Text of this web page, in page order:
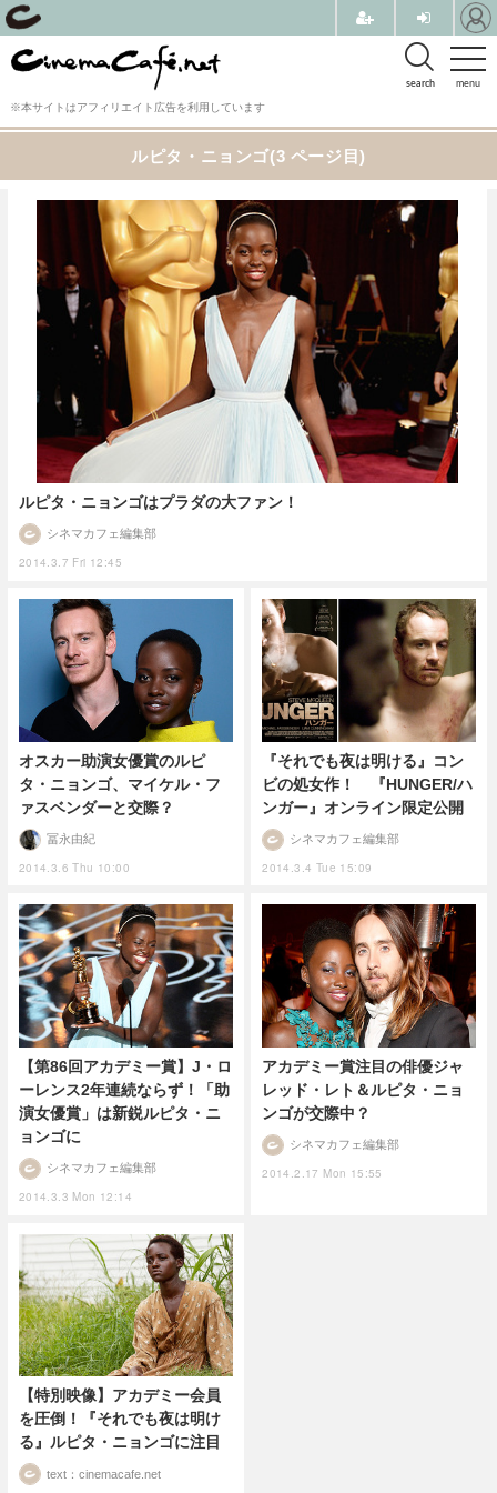
menu
search
※本サイトはアフィリエイト広告を利用しています
ルピタ・ニョンゴ(3 ページ目)
ルピタ・ニョンゴはプラダの大ファン！
2014.3.7 Fri 12:45
シネマカフェ編集部
オスカー助演女優賞のルピ
タ・ニョンゴ、マイケル・フ
ァスベンダーと交際？
2014.3.6 Thu 10:00
冨永由紀
『それでも夜は明ける』コン
ビの処女作！ 『HUNGER/ハ
ンガー』オンライン限定公開
2014.3.4 Tue 15:09
シネマカフェ編集部
【第86回アカデミー賞】J・ロ
ーレンス2年連続ならず！「助
演女優賞」は新鋭ルピタ・ニ
ョンゴに
2014.3.3 Mon 12:14
シネマカフェ編集部
アカデミー賞注目の俳優ジャ
レッド・レト＆ルピタ・ニョ
ンゴが交際中？
2014.2.17 Mon 15:55
シネマカフェ編集部
【特別映像】アカデミー会員
を圧倒！『それでも夜は明け
る』ルピタ・ニョンゴに注目
text：cinemacafe.net